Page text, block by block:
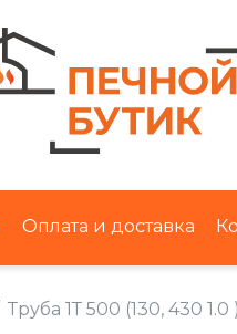
Оплата и доставка
Труба 1Т 500 (130, 430